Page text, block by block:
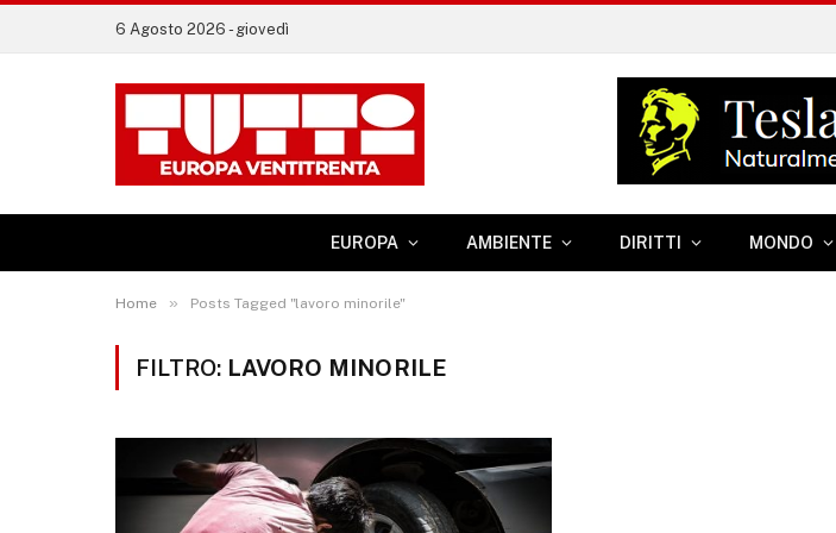
6 Agosto 2026 - giovedì
EUROPA AMBIENTE DIRITTI MONDO
Home » Posts Tagged "lavoro minorile"
FILTRO: LAVORO MINORILE